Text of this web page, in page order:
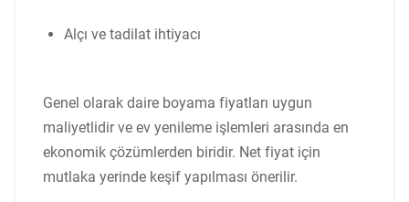
Alçı ve tadilat ihtiyacı
Genel olarak daire boyama fiyatları uygun
maliyetlidir ve ev yenileme işlemleri arasında en
ekonomik çözümlerden biridir. Net fiyat için
mutlaka yerinde keşif yapılması önerilir.